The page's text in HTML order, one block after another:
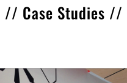
// Case Studies //